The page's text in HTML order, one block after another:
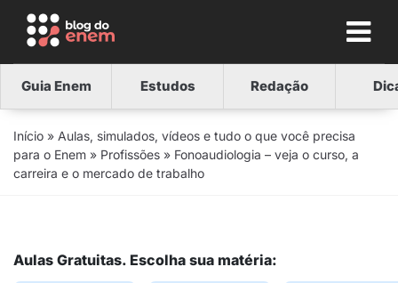
Guia Enem Estudos Redação
Início » Aulas, simulados, vídeos e tudo o que você precisa
para o Enem » Profissões » Fonoaudiologia – veja o curso, a
carreira e o mercado de trabalho
Aulas Gratuitas. Escolha sua matéria: